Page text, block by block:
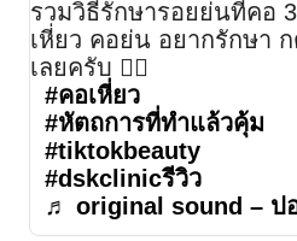
รวมวิธีรักษารอยย่นที่คอ
เหี่ยว คอย่น อยากรักษา
เลยครับ ☝🏻
#คอเหี่ยว
#หัตถการที่ทําแล้วคุ้ม
#tiktokbeauty
#dskclinicรีวิว
♬ original sound – ป